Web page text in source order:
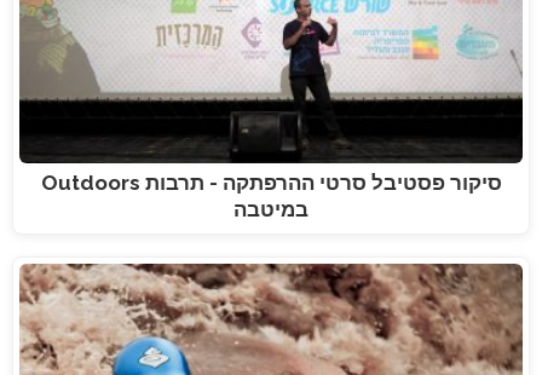
סיקור פסטיבל סרטי ההרפתקה - תרבות Outdoors
במיטבה